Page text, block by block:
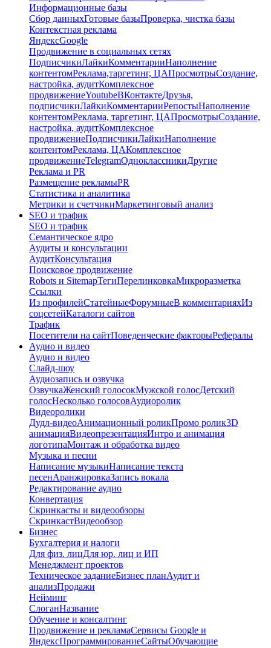
Информационные базы
Сбор данныхГотовые базыПроверка, чистка базы
Контекстная реклама
ЯндексGoogle
Продвижение в социальных сетях
ПодписчикиЛайкиКомментарииНаполнение
контентомРеклама,таргетинг, ЦАПросмотрыСоздание,
настройка, аудитКомплексное
продвижениеYoutubeВКонтактеДрузья,
подписчикиЛайкиКомментарииРепостыНаполнение
контентомРеклама, таргетинг, ЦАПросмотрыСоздание,
настройка, аудитКомплексное
продвижениеПодписчикиЛайкиНаполнение
контентомРеклама, ЦАКомплексное
продвижениеTelegramОдноклассникиДругие
Реклама и PR
Размещение рекламыPR
Статистика и аналитика
Метрики и счетчикиМаркетинговый анализ
SEO и трафик
SEO и трафик
Семантическое ядро
Аудиты и консультации
АудитКонсультация
Поисковое продвижение
Robots и SitemapТегиПерелинковкаМикроразметка
Ссылки
Из профилейСтатейныеФорумныеВ комментарияхИз
соцсетейКаталоги сайтов
Трафик
Посетители на сайтПоведенческие факторыРефералы
Аудио и видео
Аудио и видео
Слайд-шоу
Аудиозапись и озвучка
ОзвучкаЖенский голосокМужской голосДетский
голосНесколько голосовАудиоролик
Видеоролики
Дудл-видеоАнимационный роликПромо ролик3D
анимацияВидеопрезентацияИнтро и анимация
логотипаМонтаж и обработка видео
Музыка и песни
Написание музыкиНаписание текста
песенАранжировкаЗапись вокала
Редактирование аудио
Конвертация
Скринкасты и видеообзоры
СкринкастВидеообзор
Бизнес
Бухгалтерия и налоги
Для физ. лицДля юр. лиц и ИП
Менеджмент проектов
Техническое заданиеБизнес планАудит и
анализПродажи
Нейминг
СлоганНазвание
Обучение и консалтинг
Продвижение и рекламаСервисы Google и
ЯндексПрограммированиеСайтыОбучающие